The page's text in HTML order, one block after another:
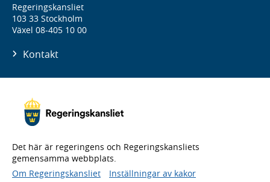
Regeringskansliet
103 33 Stockholm
Växel 08-405 10 00
Kontakt
Det här är regeringens och Regeringskansliets
gemensamma webbplats.
Om Regeringskansliet
Inställningar av kakor